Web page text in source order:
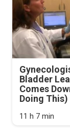
Bladder
Comes
Doing This)
11 h 7 min